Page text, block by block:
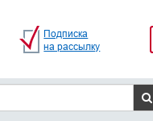
Подписка
на рассылку